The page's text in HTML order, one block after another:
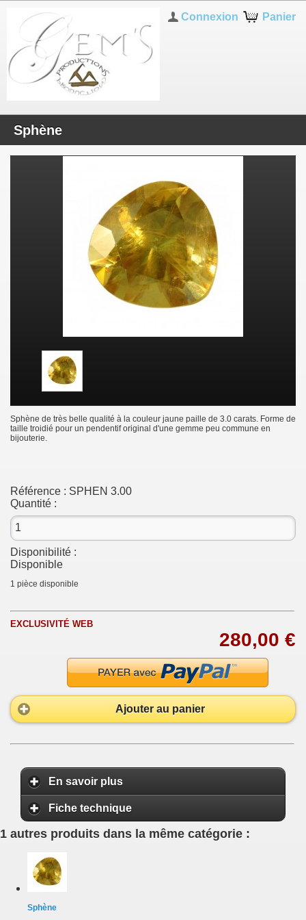
Panier
Connexion
Sphène
Sphène de très belle qualité à la couleur jaune paille de 3.0 carats. Forme de
taille troidié pour un pendentif original d'une gemme peu commune en
bijouterie.
Référence : SPHEN 3.00
Quantité :
Disponibilité :
Disponible
1 pièce disponible
EXCLUSIVITÉ WEB
280,00 €
Ajouter au panier
En savoir plus
Fiche technique
1 autres produits dans la même catégorie :
Sphène